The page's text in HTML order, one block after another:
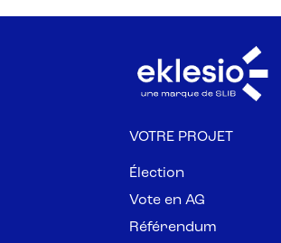
VOTRE PROJET
Élection
Vote en AG
Référendum